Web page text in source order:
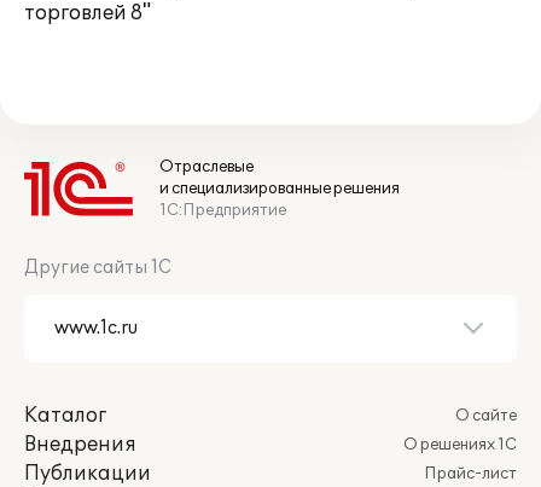
торговлей 8"
Отраслевые
и специализированные решения
1С:Предприятие
Другие сайты 1С
Каталог
Внедрения
Публикации
О сайте
О решениях 1С
Прайс-лист